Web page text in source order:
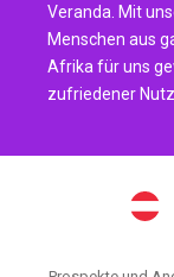
Veranda. Mit
Menschen aus
Afrika für uns
zufriedener